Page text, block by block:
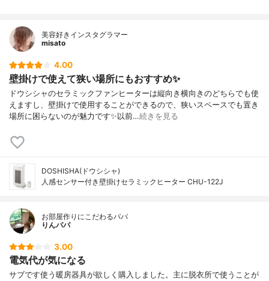
美容好きインスタグラマー
misato
4.00
壁掛けで使えて狭い場所にもおすすめ✨
ドウシシャのセラミックファンヒーターは縦向き横向きのどちらでも使
えますし、壁掛けで使用することができるので、狭いスペースでも置き
場所に困らないのが魅力です✨以前…続きを見る
DOSHISHA(ドウシシャ)
人感センサー付き壁掛けセラミックヒーター CHU-122J
お部屋作りにこだわるパパ
りんパパ
3.00
電気代が気になる
サブです使う暖房器具が欲しく購入しました。主に脱衣所で使うことが